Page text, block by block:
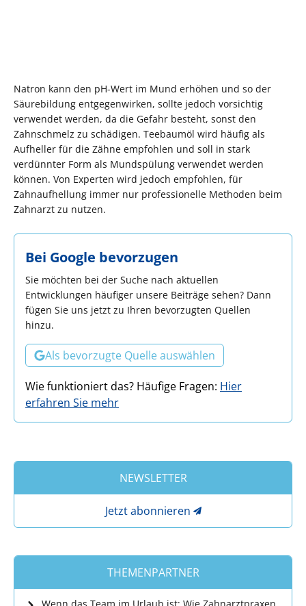
Natron kann den pH-Wert im Mund erhöhen und so der
Säurebildung entgegenwirken, sollte jedoch vorsichtig
verwendet werden, da die Gefahr besteht, sonst den
Zahnschmelz zu schädigen. Teebaumöl wird häufig als
Aufheller für die Zähne empfohlen und soll in stark
verdünnter Form als Mundspülung verwendet werden
können. Von Experten wird jedoch empfohlen, für
Zahnaufhellung immer nur professionelle Methoden beim
Zahnarzt zu nutzen​​.
Bei Google bevorzugen
Sie möchten bei der Suche nach aktuellen
Entwicklungen häufiger unsere Beiträge sehen? Dann
fügen Sie uns jetzt zu Ihren bevorzugten Quellen
hinzu.
Als bevorzugte Quelle auswählen
Wie funktioniert das? Häufige Fragen: Hier
erfahren Sie mehr
NEWSLETTER
Jetzt abonnieren
THEMENPARTNER